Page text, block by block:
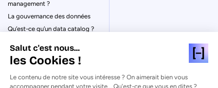
management ?
La gouvernance des données
Qu’est-ce qu’un data catalog ?
© Huwise 2026
Salut c'est nous...
les Cookies !
Le contenu de notre site vous intéresse ? On aimerait bien vous
accompagner pendant votre visite... Qu'est-ce que vous en dites ?